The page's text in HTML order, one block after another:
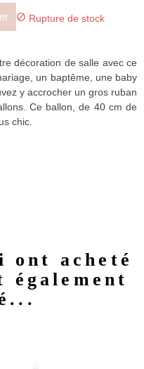
 Rupture de stock
décoration de salle avec ce
un baptême, une baby
y accrocher un gros ruban
Ce ballon, de 40 cm de
chic.
ont acheté
également